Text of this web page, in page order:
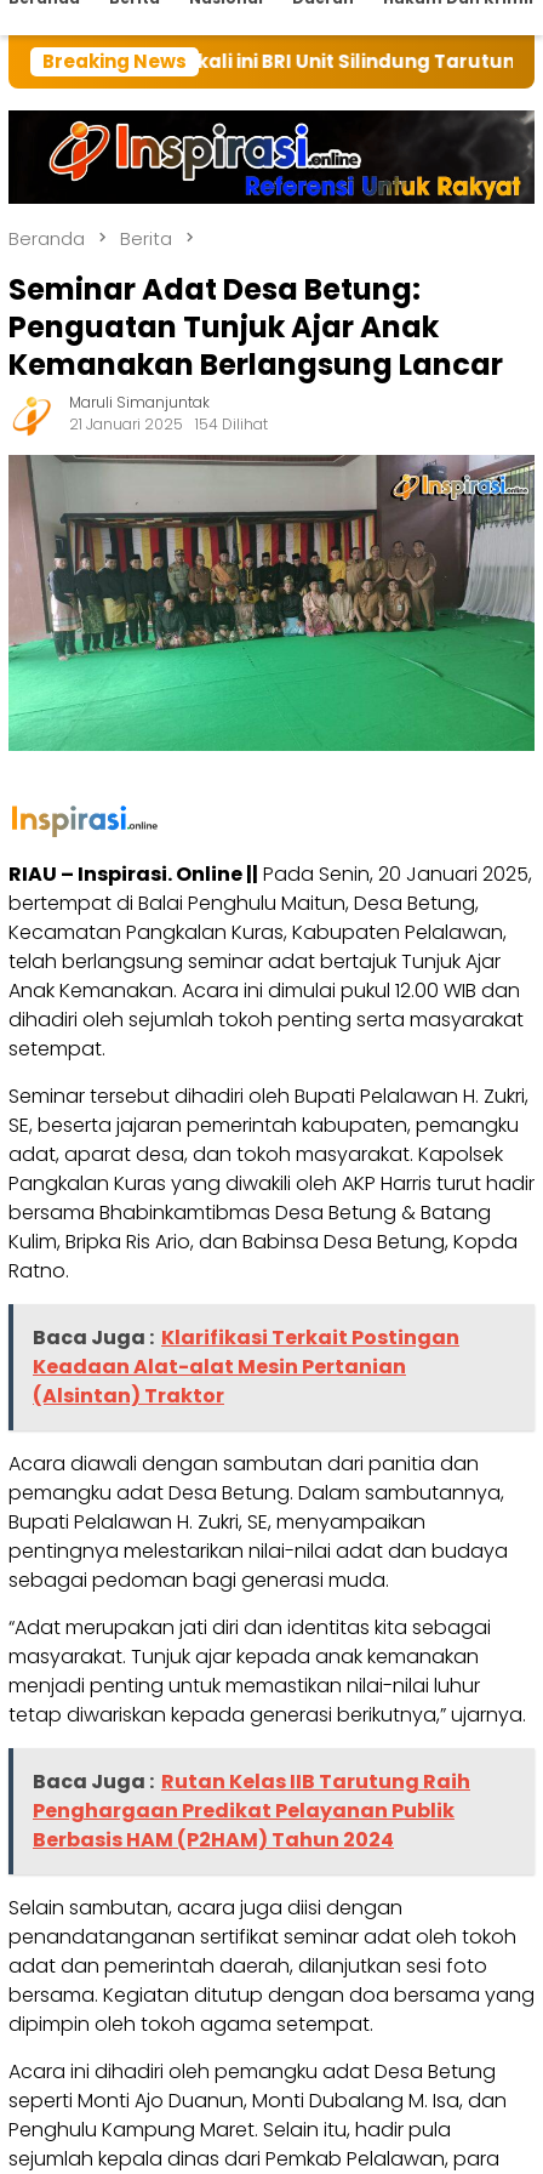
Breaking News
kali ini BRI Unit Silindung Tarutung Ingatkan
Beranda Berita
Seminar Adat Desa Betung:
Penguatan Tunjuk Ajar Anak
Kemanakan Berlangsung Lancar
Maruli Simanjuntak
21 Januari 2025
154 Dilihat
RIAU – Inspirasi. Online || Pada Senin, 20 Januari 2025,
bertempat di Balai Penghulu Maitun, Desa Betung,
Kecamatan Pangkalan Kuras, Kabupaten Pelalawan,
telah berlangsung seminar adat bertajuk Tunjuk Ajar
Anak Kemanakan. Acara ini dimulai pukul 12.00 WIB dan
dihadiri oleh sejumlah tokoh penting serta masyarakat
setempat.
Seminar tersebut dihadiri oleh Bupati Pelalawan H. Zukri,
SE, beserta jajaran pemerintah kabupaten, pemangku
adat, aparat desa, dan tokoh masyarakat. Kapolsek
Pangkalan Kuras yang diwakili oleh AKP Harris turut hadir
bersama Bhabinkamtibmas Desa Betung & Batang
Kulim, Bripka Ris Ario, dan Babinsa Desa Betung, Kopda
Ratno.
Baca Juga : Klarifikasi Terkait Postingan
Keadaan Alat-alat Mesin Pertanian
(Alsintan) Traktor
Acara diawali dengan sambutan dari panitia dan
pemangku adat Desa Betung. Dalam sambutannya,
Bupati Pelalawan H. Zukri, SE, menyampaikan
pentingnya melestarikan nilai-nilai adat dan budaya
sebagai pedoman bagi generasi muda.
“Adat merupakan jati diri dan identitas kita sebagai
masyarakat. Tunjuk ajar kepada anak kemanakan
menjadi penting untuk memastikan nilai-nilai luhur
tetap diwariskan kepada generasi berikutnya,” ujarnya.
Baca Juga : Rutan Kelas IIB Tarutung Raih
Penghargaan Predikat Pelayanan Publik
Berbasis HAM (P2HAM) Tahun 2024
Selain sambutan, acara juga diisi dengan
penandatanganan sertifikat seminar adat oleh tokoh
adat dan pemerintah daerah, dilanjutkan sesi foto
bersama. Kegiatan ditutup dengan doa bersama yang
dipimpin oleh tokoh agama setempat.
Acara ini dihadiri oleh pemangku adat Desa Betung
seperti Monti Ajo Duanun, Monti Dubalang M. Isa, dan
Penghulu Kampung Maret. Selain itu, hadir pula
sejumlah kepala dinas dari Pemkab Pelalawan, para